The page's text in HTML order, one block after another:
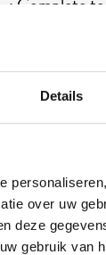
Details
over uw
deze
gebruik van
Islamitische
Ecce
van
Graftuin –